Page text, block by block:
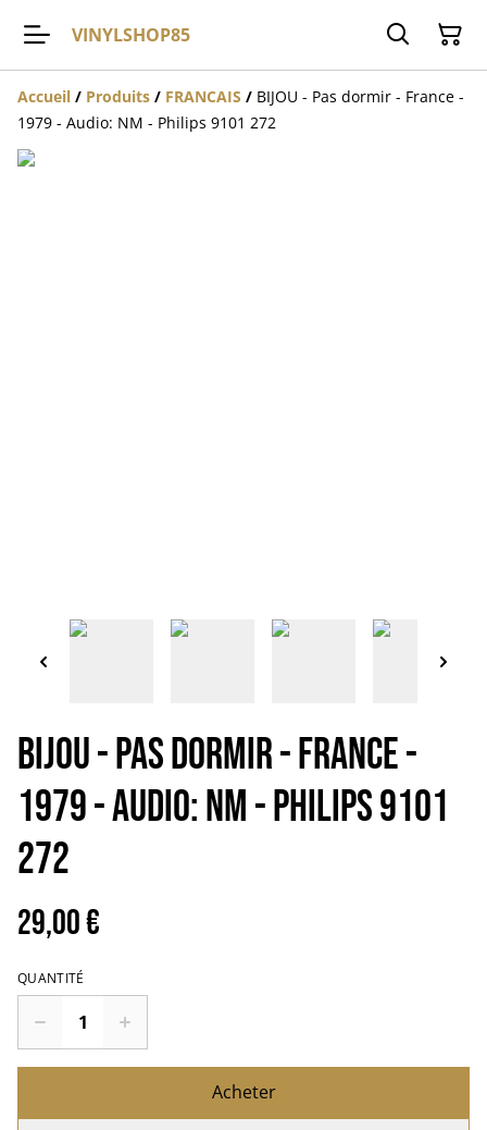
VINYLSHOP85
Accueil / Produits / FRANCAIS / BIJOU - Pas dormir - France -
1979 - Audio: NM - Philips 9101 272
BIJOU - Pas dormir - France -
1979 - Audio: NM - Philips 9101
272
29,00 €
QUANTITÉ
Acheter